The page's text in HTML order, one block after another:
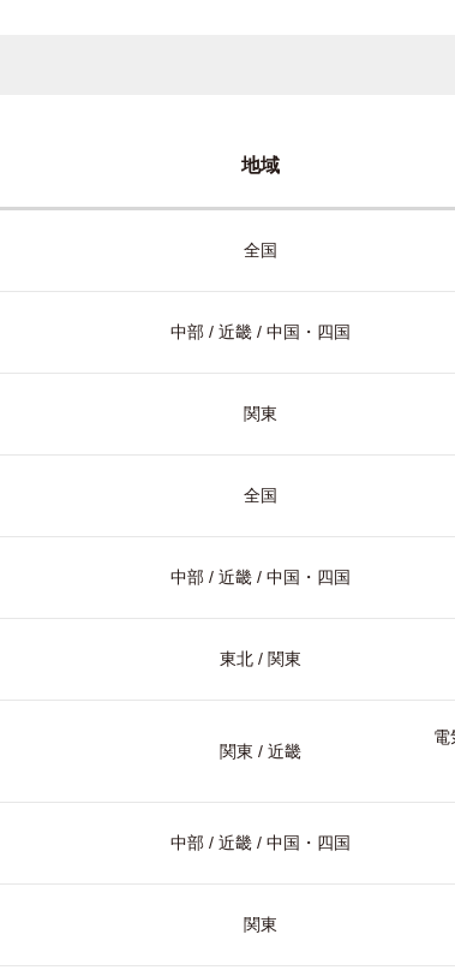
地域
全国
中部 / 近畿 / 中国・四国
関東
全国
中部 / 近畿 / 中国・四国
東北 / 関東
関東 / 近畿
電
中部 / 近畿 / 中国・四国
関東